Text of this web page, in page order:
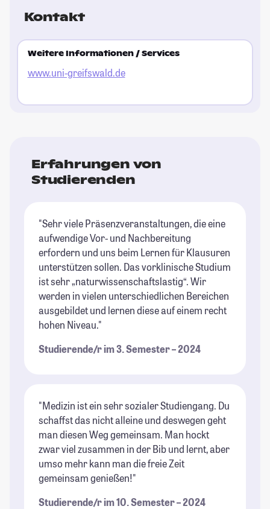
Kontakt
Weitere Informationen / Services
www.uni-greifswald.de
Erfahrungen von
Studierenden
"Sehr viele Präsenzveranstaltungen, die eine
aufwendige Vor- und Nachbereitung
erfordern und uns beim Lernen für Klausuren
unterstützen sollen. Das vorklinische Studium
ist sehr „naturwissenschaftslastig“. Wir
werden in vielen unterschiedlichen Bereichen
ausgebildet und lernen diese auf einem recht
hohen Niveau."
Studierende/r im 3. Semester – 2024
"Medizin ist ein sehr sozialer Studiengang. Du
schaffst das nicht alleine und deswegen geht
man diesen Weg gemeinsam. Man hockt
zwar viel zusammen in der Bib und lernt, aber
umso mehr kann man die freie Zeit
gemeinsam genießen!"
Studierende/r im 10. Semester – 2024